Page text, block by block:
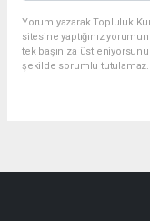
Yorum yazarak Topluluk
sitesine yaptığınız
tek başınıza
şekilde sorumlu tutulamaz.